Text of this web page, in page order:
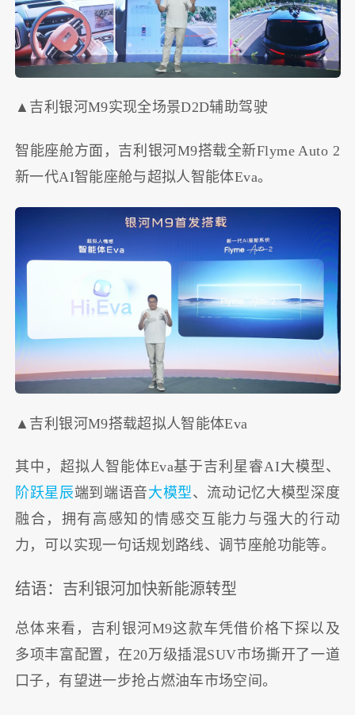
▲吉利银河M9实现全场景D2D辅助驾驶
智能座舱方面，吉利银河M9搭载全新Flyme Auto 2
新一代AI智能座舱与超拟人智能体Eva。
▲吉利银河M9搭载超拟人智能体Eva
其中，超拟人智能体Eva基于吉利星睿AI大模型、
阶跃星辰端到端语音大模型、流动记忆大模型深度
融合，拥有高感知的情感交互能力与强大的行动
力，可以实现一句话规划路线、调节座舱功能等。
结语：吉利银河加快新能源转型
总体来看，吉利银河M9这款车凭借价格下探以及
多项丰富配置，在20万级插混SUV市场撕开了一道
口子，有望进一步抢占燃油车市场空间。